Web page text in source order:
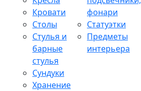
Кровати
Столы
Стулья и
барные
стулья
Сундуки
Хранение
фонари
Статуэтки
Предметы
интерьера